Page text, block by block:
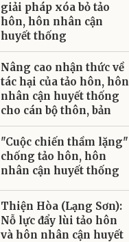
giải pháp xóa bỏ tảo
hôn, hôn nhân cận
huyết thống
Nâng cao nhận thức về
tác hại của tảo hôn, hôn
nhân cận huyết thống
cho cán bộ thôn, bản
"Cuộc chiến thầm lặng"
chống tảo hôn, hôn
nhân cận huyết thống
Thiện Hòa (Lạng Sơn):
Nỗ lực đẩy lùi tảo hôn
và hôn nhân cận huyết